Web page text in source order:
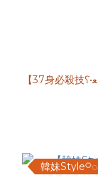
【37身必殺技ʕ•ﻌ•ʔ】韓系街頭風~說不出的型格๑҉橫間短版針織
韓妹Style𓋪◌